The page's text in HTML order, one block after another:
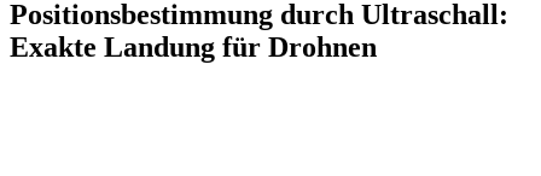
Positionsbestimmung durch Ultraschall:
Exakte Landung für Drohnen